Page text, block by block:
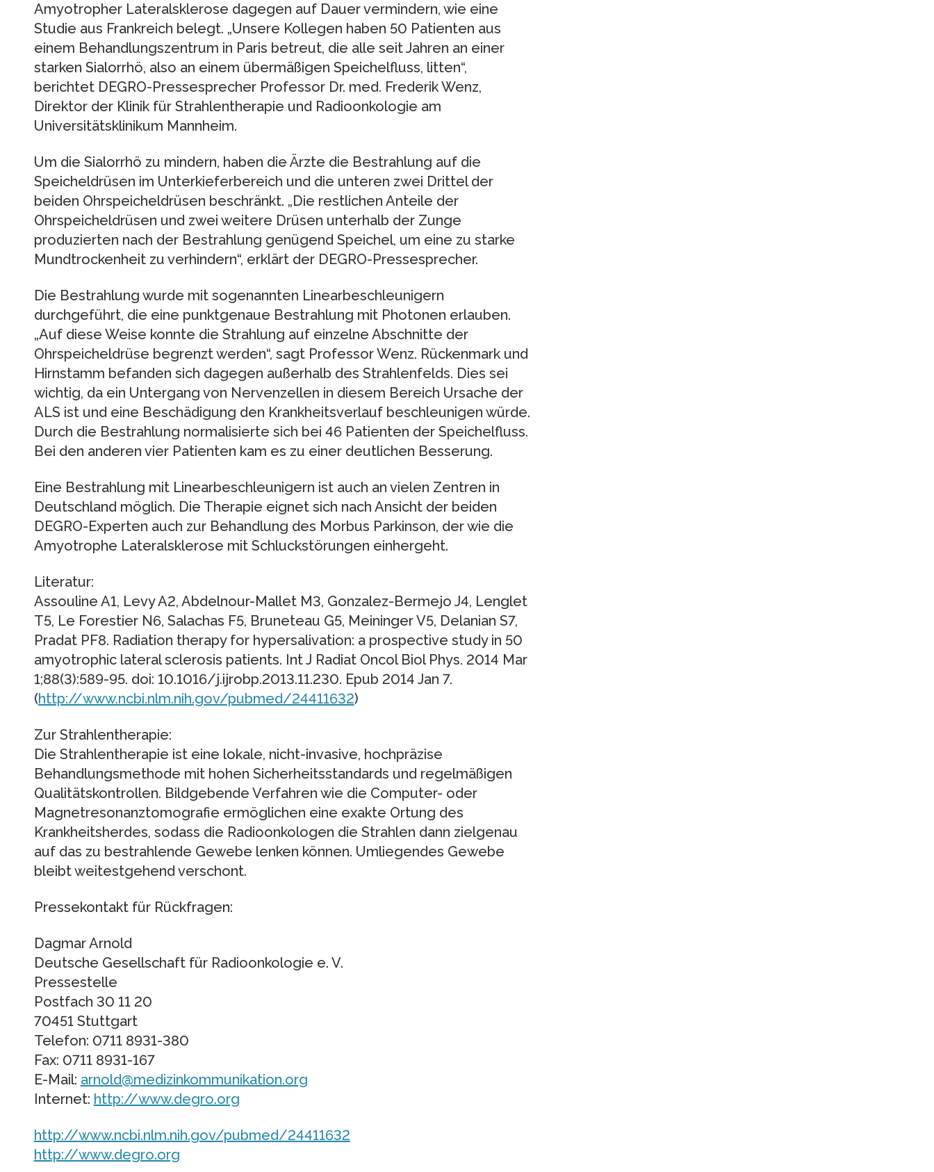
Amyotropher Lateralsklerose dagegen auf Dauer vermindern, wie eine
Studie aus Frankreich belegt. „Unsere Kollegen haben 50 Patienten aus
einem Behandlungszentrum in Paris betreut, die alle seit Jahren an einer
starken Sialorrhö, also an einem übermäßigen Speichelfluss, litten“,
berichtet DEGRO-Pressesprecher Professor Dr. med. Frederik Wenz,
Direktor der Klinik für Strahlentherapie und Radioonkologie am
Universitätsklinikum Mannheim.
Um die Sialorrhö zu mindern, haben die Ärzte die Bestrahlung auf die
Speicheldrüsen im Unterkieferbereich und die unteren zwei Drittel der
beiden Ohrspeicheldrüsen beschränkt. „Die restlichen Anteile der
Ohrspeicheldrüsen und zwei weitere Drüsen unterhalb der Zunge
produzierten nach der Bestrahlung genügend Speichel, um eine zu starke
Mundtrockenheit zu verhindern“, erklärt der DEGRO-Pressesprecher.
Die Bestrahlung wurde mit sogenannten Linearbeschleunigern
durchgeführt, die eine punktgenaue Bestrahlung mit Photonen erlauben.
„Auf diese Weise konnte die Strahlung auf einzelne Abschnitte der
Ohrspeicheldrüse begrenzt werden“, sagt Professor Wenz. Rückenmark und
Hirnstamm befanden sich dagegen außerhalb des Strahlenfelds. Dies sei
wichtig, da ein Untergang von Nervenzellen in diesem Bereich Ursache der
ALS ist und eine Beschädigung den Krankheitsverlauf beschleunigen würde.
Durch die Bestrahlung normalisierte sich bei 46 Patienten der Speichelfluss.
Bei den anderen vier Patienten kam es zu einer deutlichen Besserung.
Eine Bestrahlung mit Linearbeschleunigern ist auch an vielen Zentren in
Deutschland möglich. Die Therapie eignet sich nach Ansicht der beiden
DEGRO-Experten auch zur Behandlung des Morbus Parkinson, der wie die
Amyotrophe Lateralsklerose mit Schluckstörungen einhergeht.
Literatur:
Assouline A1, Levy A2, Abdelnour-Mallet M3, Gonzalez-Bermejo J4, Lenglet
T5, Le Forestier N6, Salachas F5, Bruneteau G5, Meininger V5, Delanian S7,
Pradat PF8. Radiation therapy for hypersalivation: a prospective study in 50
amyotrophic lateral sclerosis patients. Int J Radiat Oncol Biol Phys. 2014 Mar
1;88(3):589-95. doi: 10.1016/j.ijrobp.2013.11.230. Epub 2014 Jan 7.
(http://www.ncbi.nlm.nih.gov/pubmed/24411632)
Zur Strahlentherapie:
Die Strahlentherapie ist eine lokale, nicht-invasive, hochpräzise
Behandlungsmethode mit hohen Sicherheitsstandards und regelmäßigen
Qualitätskontrollen. Bildgebende Verfahren wie die Computer- oder
Magnetresonanztomografie ermöglichen eine exakte Ortung des
Krankheitsherdes, sodass die Radioonkologen die Strahlen dann zielgenau
auf das zu bestrahlende Gewebe lenken können. Umliegendes Gewebe
bleibt weitestgehend verschont.
Pressekontakt für Rückfragen:
Dagmar Arnold
Deutsche Gesellschaft für Radioonkologie e. V.
Pressestelle
Postfach 30 11 20
70451 Stuttgart
Telefon: 0711 8931-380
Fax: 0711 8931-167
E-Mail: arnold@medizinkommunikation.org
Internet: http://www.degro.org
http://www.ncbi.nlm.nih.gov/pubmed/24411632
http://www.degro.org